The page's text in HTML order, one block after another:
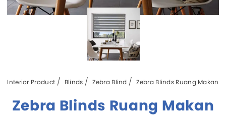
Interior Product Blinds Zebra Blind Zebra Blinds Ruang Makan
Zebra Blinds Ruang Makan